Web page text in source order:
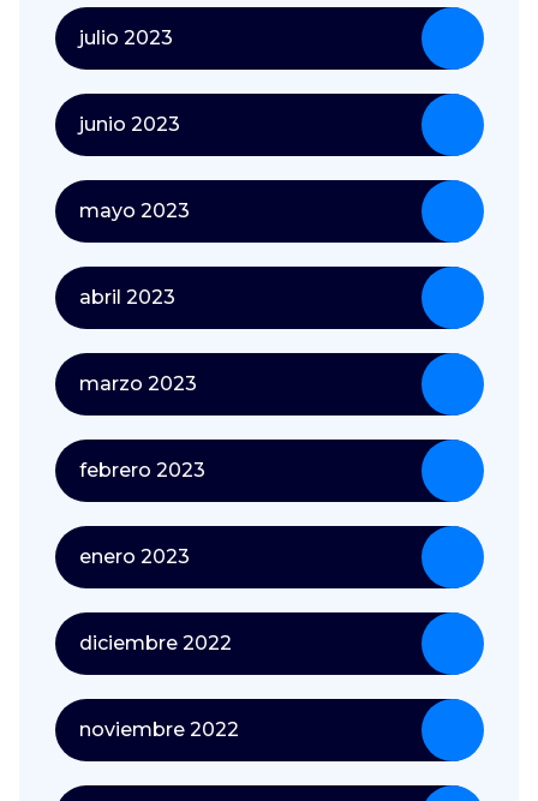
julio 2023
junio 2023
mayo 2023
abril 2023
marzo 2023
febrero 2023
enero 2023
diciembre 2022
noviembre 2022